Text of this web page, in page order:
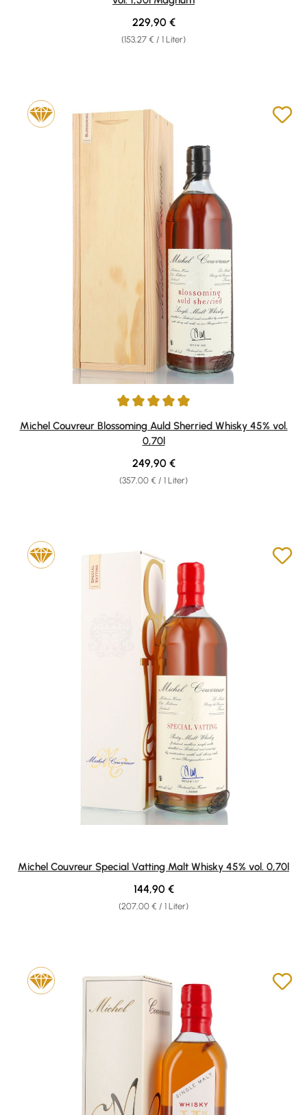
(153,27 € / 1 Liter)
Regulärer Preis:
229,90 €
Durchschnittliche Bewertung von 5 von 5 Sternen
Michel Couvreur Blossoming Auld Sherried Whisky 45% vol.
0,70l
(357,00 € / 1 Liter)
Regulärer Preis:
249,90 €
Michel Couvreur Special Vatting Malt Whisky 45% vol. 0,70l
(207,00 € / 1 Liter)
Regulärer Preis:
144,90 €